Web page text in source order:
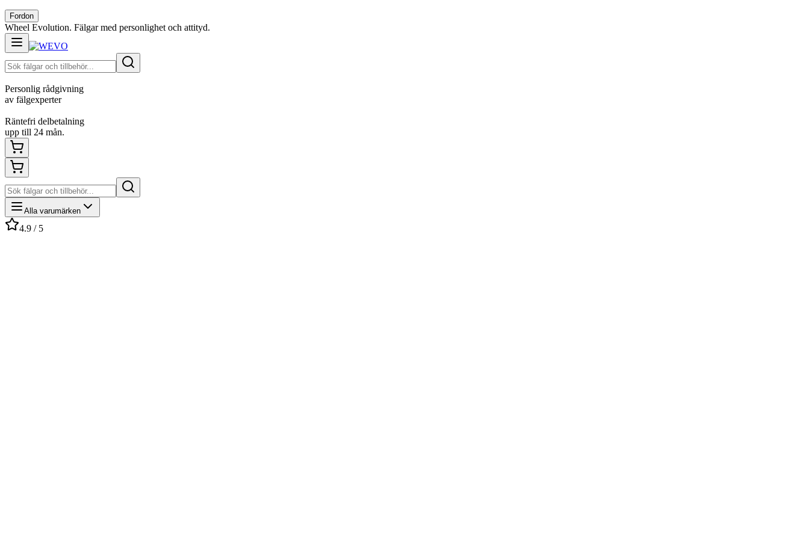
Fordon
Wheel Evolution. Fälgar med personlighet och attityd.
Personlig rådgivning
av fälgexperter
Räntefri delbetalning
upp till 24 mån.
Alla varumärken
4.9 / 5